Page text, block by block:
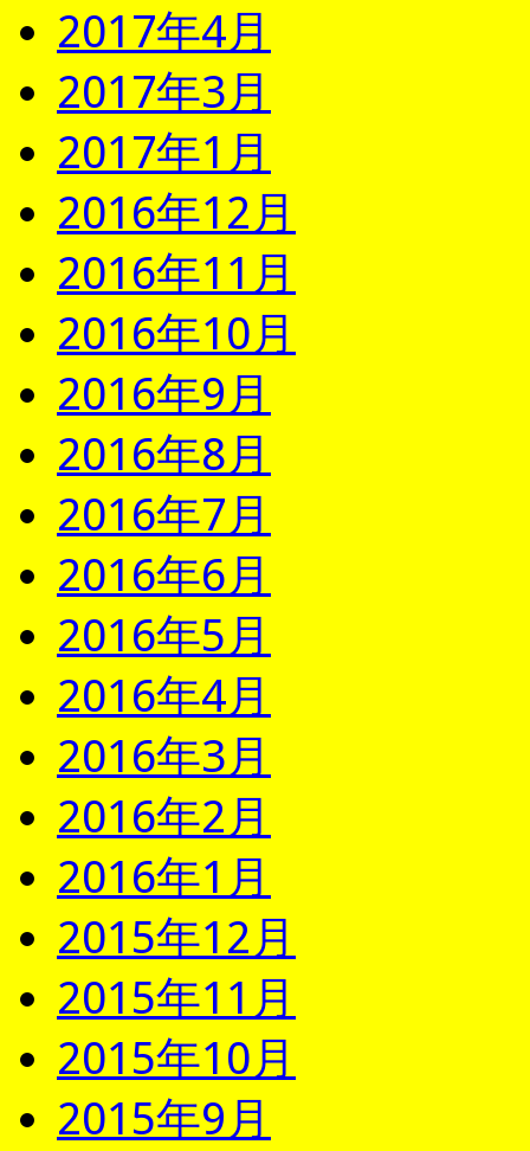
2017年4月
2017年3月
2017年1月
2016年12月
2016年11月
2016年10月
2016年9月
2016年8月
2016年7月
2016年6月
2016年5月
2016年4月
2016年3月
2016年2月
2016年1月
2015年12月
2015年11月
2015年10月
2015年9月